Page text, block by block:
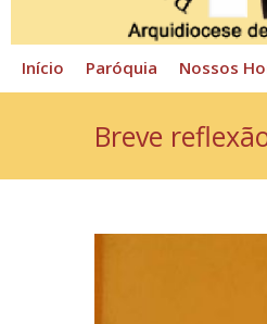
Início Paróquia Nossos
Breve